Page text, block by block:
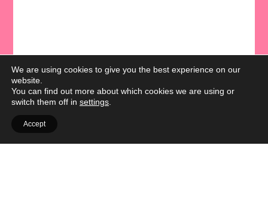
We are using cookies to give you the best experience on our
website.
You can find out more about which cookies we are using or
switch them off in settings
Accept